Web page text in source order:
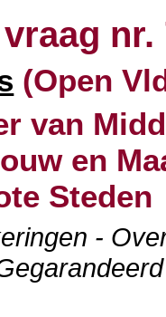
nr.
(Open
van
en
Steden
-